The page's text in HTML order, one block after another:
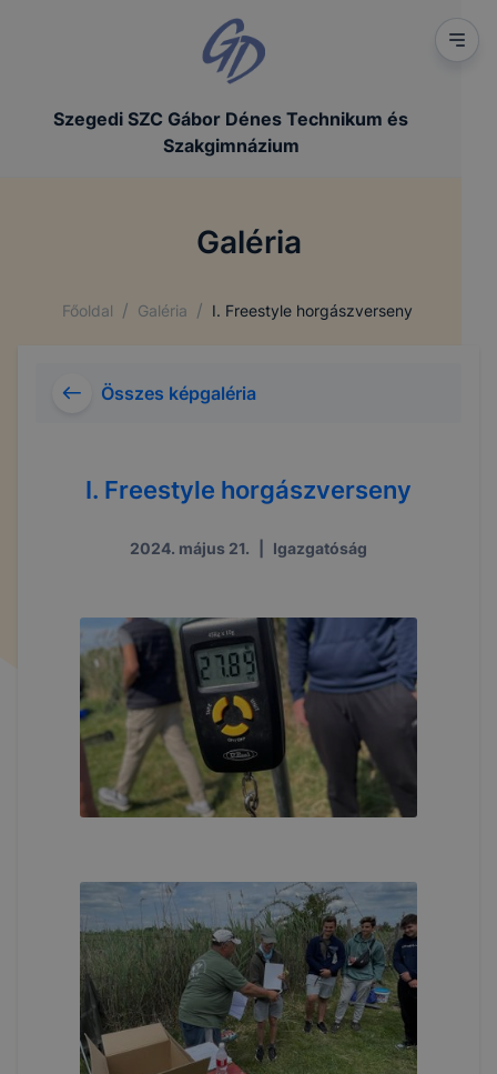
Szegedi SZC Gábor Dénes Technikum és
Szakgimnázium
Galéria
Főoldal / Galéria / I. Freestyle horgászverseny
Összes képgaléria
I. Freestyle horgászverseny
2024. május 21. Igazgatóság